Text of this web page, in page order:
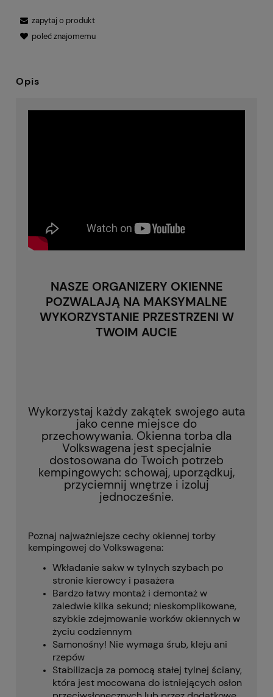
zapytaj o produkt
poleć znajomemu
Opis
NASZE ORGANIZERY OKIENNE
POZWALAJĄ NA MAKSYMALNE
WYKORZYSTANIE PRZESTRZENI W
TWOIM AUCIE
Wykorzystaj każdy zakątek swojego auta
jako cenne miejsce do
przechowywania. Okienna torba dla
Volkswagena jest specjalnie
dostosowana do Twoich potrzeb
kempingowych: schowaj, uporządkuj,
przyciemnij wnętrze i izoluj
jednocześnie.
Poznaj najważniejsze cechy okiennej torby
kempingowej do Volkswagena:
Wkładanie sakw w tylnych szybach po
stronie kierowcy i pasażera
Bardzo łatwy montaż i demontaż w
zaledwie kilka sekund; nieskomplikowane,
szybkie zdejmowanie worków okiennych w
życiu codziennym
Samonośny! Nie wymaga śrub, kleju ani
rzepów
Stabilizacja za pomocą stałej tylnej ściany,
która jest mocowana do istniejących osłon